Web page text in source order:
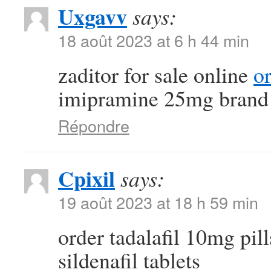
Uxgavvsays:
18 août 2023 at 6 h 44 min
zaditor for sale online
imipramine 25mg brand
Répondre
Cpixilsays:
19 août 2023 at 18 h 59 min
order tadalafil 10mg
sildenafil tablets